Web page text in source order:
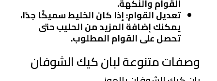
القوام والنكهة.
تعديل القوام: إذا كان الخليط سميكًا جدًا،
يمكنك إضافة المزيد من الحليب حتى
تحصل على القوام المطلوب.
وصفات متنوعة لبان كيك الشوفان